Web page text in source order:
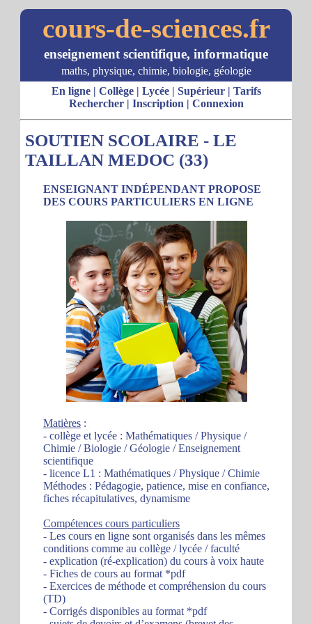
cours-de-sciences.fr
enseignement scientifique, informatique
maths, physique, chimie, biologie, géologie
En ligne| Collège| Lycée| Supérieur| Tarifs
Rechercher| Inscription | Connexion
SOUTIEN SCOLAIRE - LE
TAILLAN MEDOC (33)
ENSEIGNANT INDÉPENDANT PROPOSE
DES COURS PARTICULIERS EN LIGNE
Matières :
- collège et lycée : Mathématiques / Physique /
Chimie / Biologie / Géologie / Enseignement
scientifique
- licence L1 : Mathématiques / Physique / Chimie
Méthodes : Pédagogie, patience, mise en confiance,
fiches récapitulatives, dynamisme
Compétences cours particuliers
- Les cours en ligne sont organisés dans les mêmes
conditions comme au collège / lycée / faculté
- explication (ré-explication) du cours à voix haute
- Fiches de cours au format *pdf
- Exercices de méthode et compréhension du cours
(TD)
- Corrigés disponibles au format *pdf